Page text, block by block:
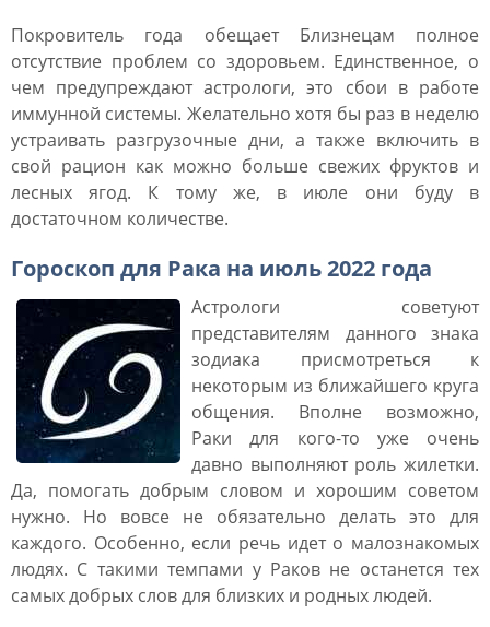
Покровитель года обещает Близнецам полное
отсутствие проблем со здоровьем. Единственное, о
чем предупреждают астрологи, это сбои в работе
иммунной системы. Желательно хотя бы раз в неделю
устраивать разгрузочные дни, а также включить в
свой рацион как можно больше свежих фруктов и
лесных ягод. К тому же, в июле они буду в
достаточном количестве.
Гороскоп для Рака на июль 2022 года
Астрологи советуют
представителям данного знака
зодиака присмотреться к
некоторым из ближайшего круга
общения. Вполне возможно,
Раки для кого-то уже очень
давно выполняют роль жилетки.
Да, помогать добрым словом и хорошим советом
нужно. Но вовсе не обязательно делать это для
каждого. Особенно, если речь идет о малознакомых
людях. С такими темпами у Раков не останется тех
самых добрых слов для близких и родных людей.